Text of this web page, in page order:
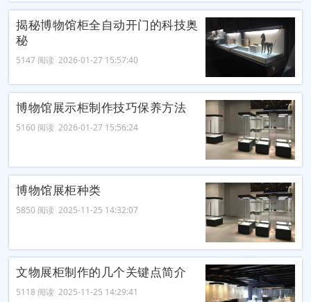
揭秘博物馆柜全自动开门的科技奥
秘
5147 阅读 2026-01-27 15:57:40
博物馆展示柜制作技巧保养方法
5160 阅读 2026-01-27 15:56:24
博物馆展柜种类
5850 阅读 2025-11-25 14:32:07
文物展柜制作的几个关键点简介
5118 阅读 2025-11-25 14:29:41